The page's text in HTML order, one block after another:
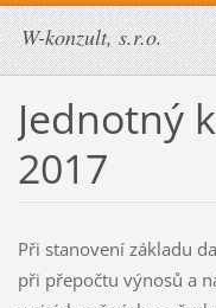
W-konzult, s.r.o.
Jednotný
2017
Při stanovení základu
při přepočtu výnosů a